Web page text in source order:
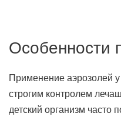
Особенности
Применение аэрозолей
строгим контролем
детский организм часто